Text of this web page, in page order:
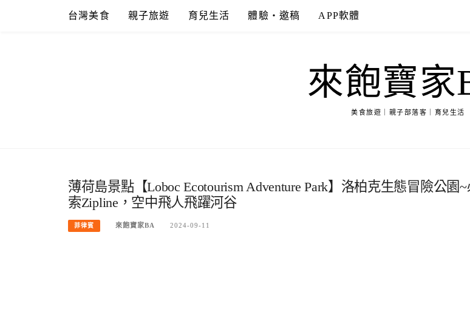
台灣美食 親子旅遊 育兒生活 體驗‧邀稿 APP軟體
來飽寶家
美食旅遊｜親子部落客｜育兒生活
薄荷島景點【Loboc Ecotourism Adventure Park】洛柏克生態冒險公園
索Zipline，空中飛人飛躍河谷
菲律賓 來飽寶家BA 2024-09-11